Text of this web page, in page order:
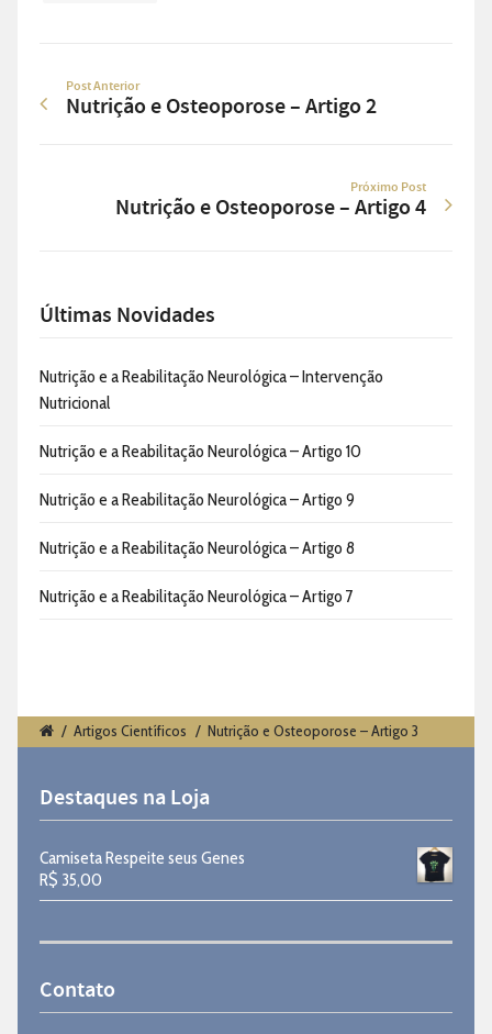
Post Anterior
Nutrição e Osteoporose – Artigo 2
Próximo Post
Nutrição e Osteoporose – Artigo 4
Últimas Novidades
Nutrição e a Reabilitação Neurológica – Intervenção
Nutricional
Nutrição e a Reabilitação Neurológica – Artigo 10
Nutrição e a Reabilitação Neurológica – Artigo 9
Nutrição e a Reabilitação Neurológica – Artigo 8
Nutrição e a Reabilitação Neurológica – Artigo 7
/ Artigos Científicos / Nutrição e Osteoporose – Artigo 3
Destaques na Loja
Camiseta Respeite seus Genes
R$ 35,00
Contato